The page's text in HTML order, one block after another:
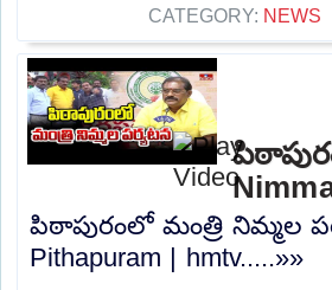
CATEGORY: NEWS
పిఠాపురంలో మంత్రి నిమ్మల
Pithapuram | hmtv.....»»